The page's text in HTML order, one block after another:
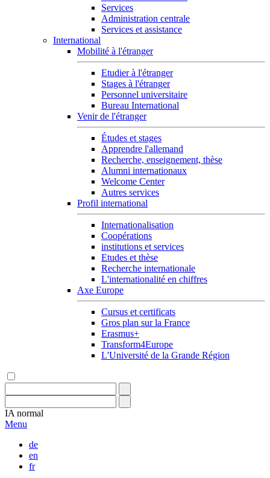
Services
Administration centrale
Services et assistance
International
Mobilité à l'étranger
Etudier à l'étranger
Stages à l'étranger
Personnel universitaire
Bureau International
Venir de l'étranger
Études et stages
Apprendre l'allemand
Recherche, enseignement, thèse
Alumni internationaux
Welcome Center
Autres services
Profil international
Internationalisation
Coopérations
institutions et services
Etudes et thèse
Recherche internationale
L'internationalité en chiffres
Axe Europe
Cursus et certificats
Gros plan sur la France
Erasmus+
Transform4Europe
L'Université de la Grande Région
IA normal
Menu
de
en
fr